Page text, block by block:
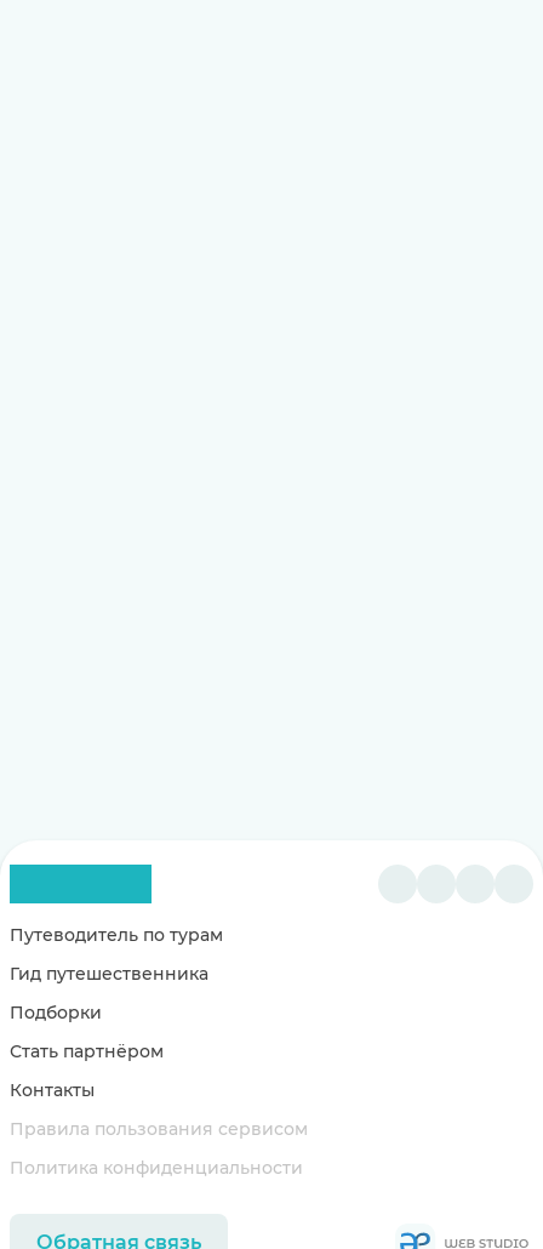
Путеводитель по турам
Гид путешественника
Подборки
Стать партнёром
Контакты
Правила пользования сервисом
Политика конфиденциальности
Обратная связь